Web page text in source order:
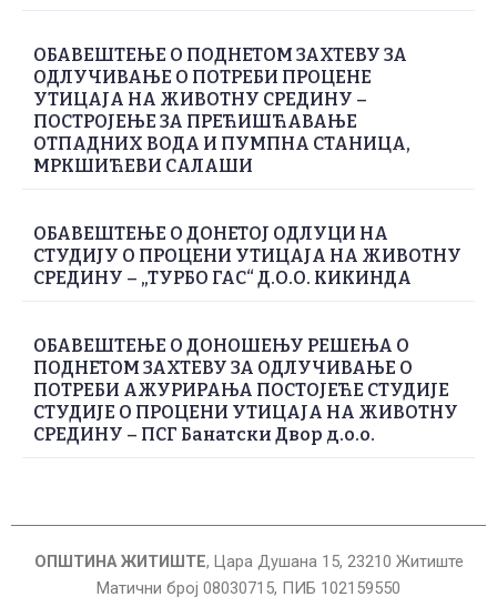
ОБАВЕШТЕЊЕ О ПОДНЕТОМ ЗАХТЕВУ ЗА
ОДЛУЧИВАЊЕ О ПОТРЕБИ ПРОЦЕНЕ
УТИЦАЈА НА ЖИВОТНУ СРЕДИНУ –
ПОСТРОЈЕЊЕ ЗА ПРЕЋИШЋАВАЊЕ
ОТПАДНИХ ВОДА И ПУМПНА СТАНИЦА,
МРКШИЋЕВИ САЛАШИ
ОБАВЕШТЕЊЕ О ДОНЕТОЈ ОДЛУЦИ НА
СТУДИЈУ О ПРОЦЕНИ УТИЦАЈА НА ЖИВОТНУ
СРЕДИНУ – „ТУРБО ГАС“ Д.О.О. КИКИНДА
ОБАВЕШТЕЊЕ О ДОНОШЕЊУ РЕШЕЊА О
ПОДНЕТОМ ЗАХТЕВУ ЗА ОДЛУЧИВАЊЕ О
ПОТРЕБИ АЖУРИРАЊА ПОСТОЈЕЋЕ СТУДИЈЕ
СТУДИЈЕ О ПРОЦЕНИ УТИЦАЈА НА ЖИВОТНУ
СРЕДИНУ – ПСГ Банатски Двор д.о.о.
ОПШТИНА ЖИТИШТЕ, Цара Душана 15, 23210 Житиште
Матични број 08030715, ПИБ 102159550